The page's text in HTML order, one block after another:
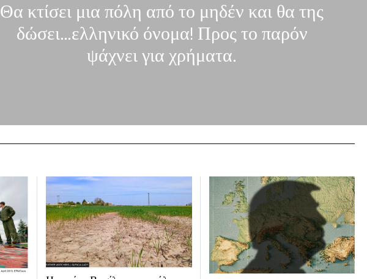
Θα κτίσει μια πόλη από το μηδέν και θα της
δώσει…ελληνικό όνομα! Προς το παρόν
ψάχνει για χρήματα.